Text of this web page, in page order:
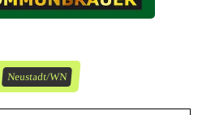
Neustadt/WN